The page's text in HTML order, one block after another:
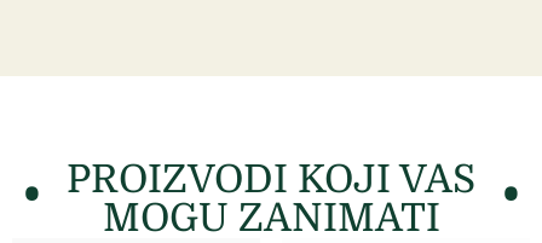
PROIZVODI KOJI VAS
MOGU ZANIMATI